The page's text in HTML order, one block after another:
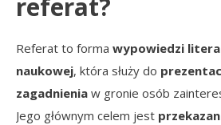
referat?
Referat to forma wypowiedzi
naukowej, która służy do
zagadnienia w gronie osób
Jego głównym celem jest